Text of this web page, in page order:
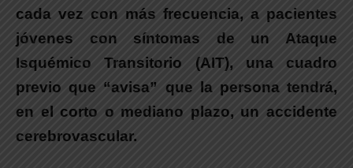
cada vez con más frecuencia, a pacientes
jóvenes con síntomas de un Ataque
Isquémico Transitorio (AIT), una cuadro
previo que “avisa” que la persona tendrá,
en el corto o mediano plazo, un accidente
cerebrovascular.